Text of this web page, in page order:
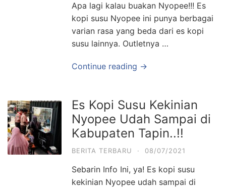
Apa lagi kalau buakan Nyopee!!! Es
kopi susu Nyopee ini punya berbagai
varian rasa yang beda dari es kopi
susu lainnya. Outletnya …
Continue reading →
Es Kopi Susu Kekinian
Nyopee Udah Sampai di
Kabupaten Tapin..!!
BERITA TERBARU · 08/07/2021
Sebarin Info Ini, ya! Es kopi susu
kekinian Nyopee udah sampai di